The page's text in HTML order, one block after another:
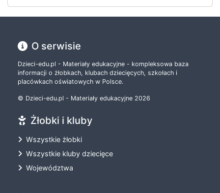
O serwisie
Dzieci-edu.pl - Materiały edukacyjne - kompleksowa baza
informacji o żłobkach, klubach dziecięcych, szkołach i
placówkach oświatowych w Polsce.
© Dzieci-edu.pl - Materiały edukacyjne 2026
Żłobki i kluby
Wszystkie żłobki
Wszystkie kluby dziecięce
Województwa